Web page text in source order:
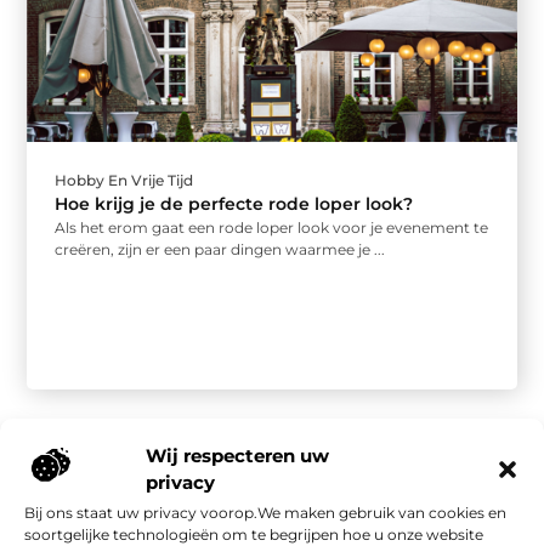
Wij respecteren uw
privacy
Bij ons staat uw privacy voorop.We maken gebruik van cookies en
soortgelijke technologieën om te begrijpen hoe u onze website
Hobby En Vrije Tijd
Hoe krijg je de perfecte rode loper look?
Als het erom gaat een rode loper look voor je evenement te
creëren, zijn er een paar dingen waarmee je ...
Onze informatie